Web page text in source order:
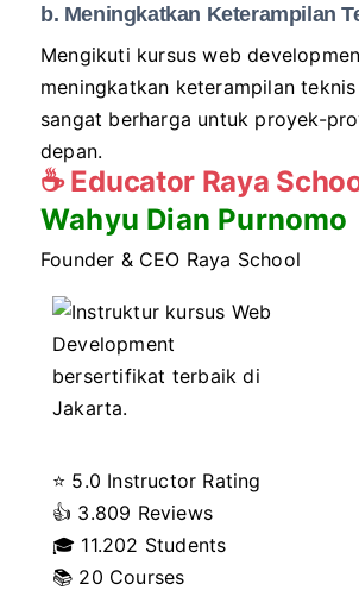
b. Meningkatkan Keterampilan
Mengikuti kursus web
meningkatkan keterampilan
sangat berharga untuk proyek-
depan.
☕Educator Raya
Wahyu Dian Purnomo
Founder & CEO Raya School
⭐ 5.0 Instructor Rating
👍 3.809 Reviews
🎓 11.202 Students
📚 20 Courses